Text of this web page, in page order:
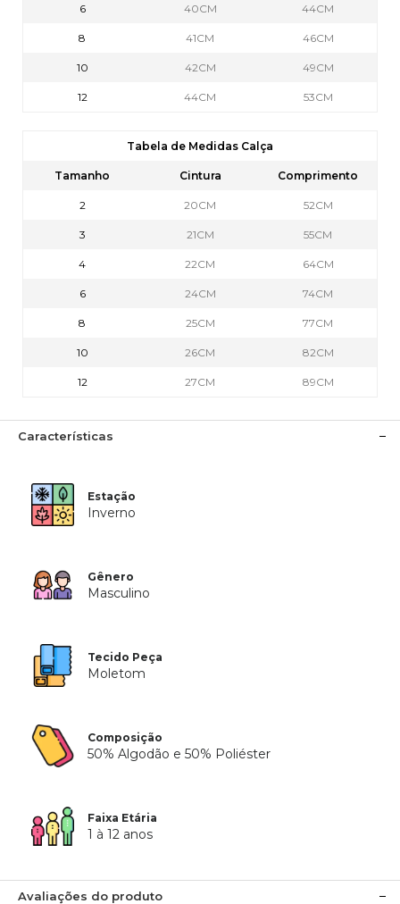
6 40CM 44CM
8 41CM 46CM
10 42CM 49CM
12 44CM 53CM
Tabela de Medidas Calça
Tamanho Cintura Comprimento
2 20CM 52CM
3 21CM 55CM
4 22CM 64CM
6 24CM 74CM
8 25CM 77CM
10 26CM 82CM
12 27CM 89CM
Características
Estação
Inverno
Gênero
Masculino
Tecido Peça
Moletom
Composição
50% Algodão e 50% Poliéster
Faixa Etária
1 à 12 anos
Avaliações do produto